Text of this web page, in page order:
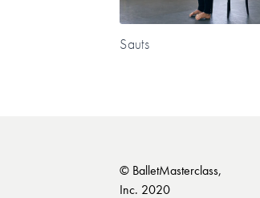
Sauts
© BalletMasterclass,
Inc. 2020